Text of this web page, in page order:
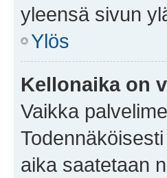
yleensä sivun
Ylös
Kellonaika on
Vaikka
aika saatetaan